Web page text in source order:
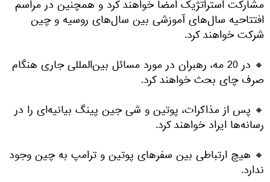
مشارکت استراتژیک امضا خواهند کرد و همچنین در مراسم
افتتاحیه سال‌های آموزشی بین سال‌های روسیه و چین
شرکت خواهند کرد.
🔸 در 20 مه، رهبران در مورد مسائل بین‌المللی جاری هنگام
صرف چای بحث خواهند کرد.
🔸 پس از مذاکرات، پوتین و شی جین پینگ بیانیه‌ای را در
رسانه‌ها ایراد خواهند کرد.
🔸 هیچ ارتباطی بین سفرهای پوتین و ترامپ به چین وجود
ندارد.